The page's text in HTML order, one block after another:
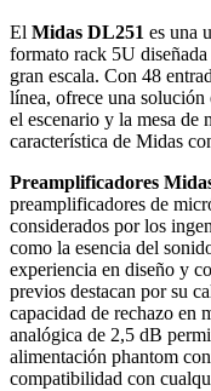
El Midas DL251 es una
formato rack 5U
gran escala. Con 48
línea, ofrece una
el escenario y la mesa de
característica de Midas
Preamplificadores
preamplificadores de
considerados por los
como la esencia del
experiencia en diseño y
previos destacan por su
capacidad de rechazo en
analógica de 2,5 dB
alimentación phantom
compatibilidad con